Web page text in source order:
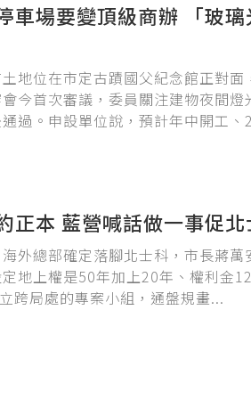
車場要變頂級商辦 「玻
地位在市定古蹟國父紀念館正對面
今首次審議，委員關注建物夜間
過。申設單位說，預計年中開工、
正本 藍營喊話做一事促
外總部確定落腳北士科，市長蔣萬
地上權是50年加上20年、權利金
跨局處的專案小組，通盤規畫...